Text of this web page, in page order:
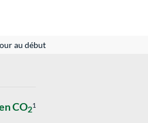
au début
CO21